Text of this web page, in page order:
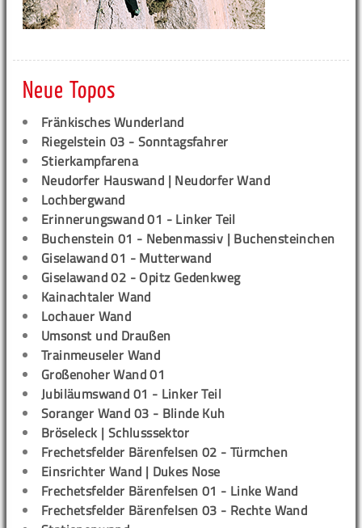
Neue Topos
Fränkisches Wunderland
Riegelstein 03 - Sonntagsfahrer
Stierkampfarena
Neudorfer Hauswand | Neudorfer Wand
Lochbergwand
Erinnerungswand 01 - Linker Teil
Buchenstein 01 - Nebenmassiv | Buchensteinchen
Giselawand 01 - Mutterwand
Giselawand 02 - Opitz Gedenkweg
Kainachtaler Wand
Lochauer Wand
Umsonst und Draußen
Trainmeuseler Wand
Großenoher Wand 01
Jubiläumswand 01 - Linker Teil
Soranger Wand 03 - Blinde Kuh
Bröseleck | Schlusssektor
Frechetsfelder Bärenfelsen 02 - Türmchen
Einsrichter Wand | Dukes Nose
Frechetsfelder Bärenfelsen 01 - Linke Wand
Frechetsfelder Bärenfelsen 03 - Rechte Wand